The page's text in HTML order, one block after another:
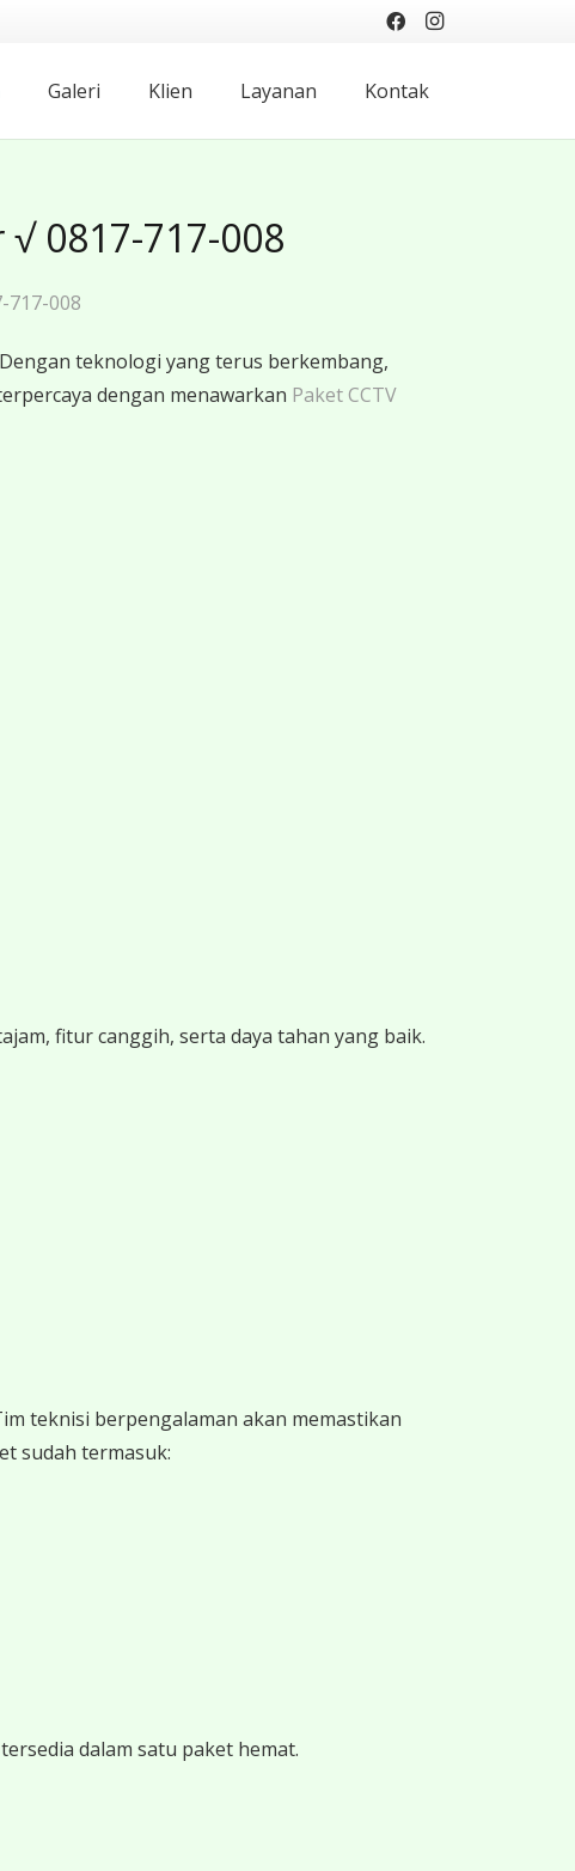
Galeri Klien Layanan Kontak
0817-717-008
717-008
teknologi yang terus berkembang,
dengan menawarkan Paket CCTV
fitur canggih, serta daya tahan yang baik.
teknisi berpengalaman akan memastikan
sudah termasuk:
dalam satu paket hemat.